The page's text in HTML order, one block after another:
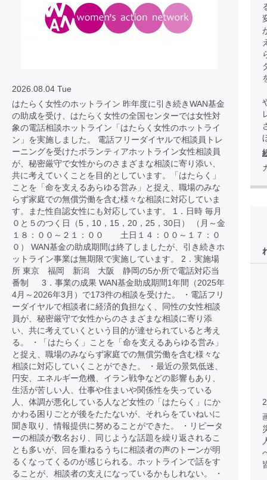
2026.08.04 Tue
はたらく女性のホットライン 昨年度に引き続きWAN基金
の助成を受け、はたらく女性の全国センターでは女性対
象の電話相談ホットライン「はたらく女性のホットライ
ン」を実施しました。 電話フリーダイヤルで相談員トレ
ーニングを受けたボランティアホットライン女性相談員
が、秘密厳守で女性からのさまざまな相談に寄り添い、
共に考えていくことを目的としています。「はたらく」
ことを「命を支えるあらゆる営み」と捉え、職場のみな
らず家庭での無償労働を含む様々な相談に対応していま
す。また性自認女性にも対応しています。 1．日時 毎月
０と５のつく日（5，10，15，20，25，30日） （月～金
１８：００～２１：００ 土日１４：００～１７：０
０） WAN基金の助成期間は終了しましたが、引き続きホ
ットライン事業は無期限で実施しています。 2．実施場
所 東京 福岡 新潟 大阪 静岡の5か所で電話対応当
番制 3．事業の成果 WAN基金助成期間1年間（2025年
4月～2026年3月）で173件の相談を受けた。 ・電話フリ
ーダイヤルで相談者に経済的負担なく、同性の女性相談
員が、秘密厳守で女性からのさまざまな相談に寄り添
い、共に考えていくという目的が達せられていると考え
る。 ・「はたらく」ことを「命を支えるあらゆる営み」
と捉え、職場のみならず家庭での無償労働を含む様々な
相談に対応していくことができた。 ・最近の景気低迷、
円安、エネルギー危機、イラン戦争などの影響もあり、
生活が苦しい人、仕事や住まいや関係性を失っている
人、体調が悪化している人など女性の「はたらく」にか
かわる困りごとが後をたたないが、それらをていねいに
聞き取り、情報提供に努めることができた。 ・リピータ
ーの相談が数名おり、同じような話題を繰り返されるこ
とも多いが、回を重ねるうちに相談者の声のトーンが明
るくなってくるのが感じられる。ホットラインで話をす
ることが、相談者の支えになっているかもしれない。 ・